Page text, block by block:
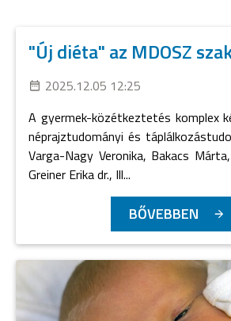
"Új diéta" az MDOSZ
2025.12.05 12:25
A gyermek-közétkeztetés komplex
néprajztudományi és
Varga-Nagy Veronika, Bakacs
Greiner Erika dr., Ill...
BŐVEBBEN